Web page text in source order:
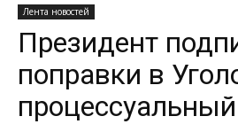
Лента новостей
Президент
поправки в